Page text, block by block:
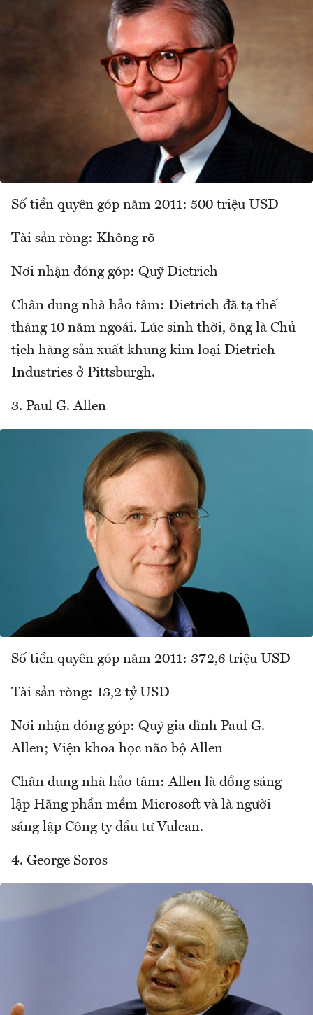
Số tiền quyên góp năm 2011: 500 triệu USD
Tài sản ròng: Không rõ
Nơi nhận đóng góp: Quỹ Dietrich
Chân dung nhà hảo tâm: Dietrich đã tạ thế
tháng 10 năm ngoái. Lúc sinh thời, ông là Chủ
tịch hãng sản xuất khung kim loại Dietrich
Industries ở Pittsburgh.
3. Paul G. Allen
Số tiền quyên góp năm 2011: 372,6 triệu USD
Tài sản ròng: 13,2 tỷ USD
Nơi nhận đóng góp: Quỹ gia đình Paul G.
Allen; Viện khoa học não bộ Allen
Chân dung nhà hảo tâm: Allen là đồng sáng
lập Hãng phần mềm Microsoft và là người
sáng lập Công ty đầu tư Vulcan.
4. George Soros